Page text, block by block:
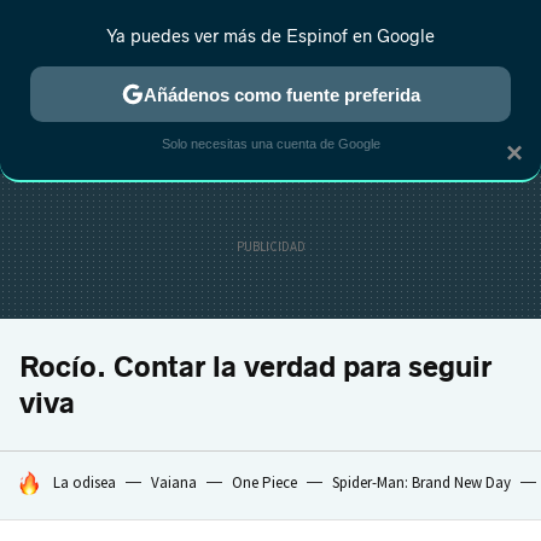
ESTRENOS REALITY ANIME RANKINGS CINE
Rocío. Contar la verdad para seguir
viva
HOY SE HABLA DE
La odisea Vaiana One Piece Spider-Man: Brand New Day
×
Ya puedes ver más de Espinof en Google
Añádenos como fuente preferida
Solo necesitas una cuenta de Google